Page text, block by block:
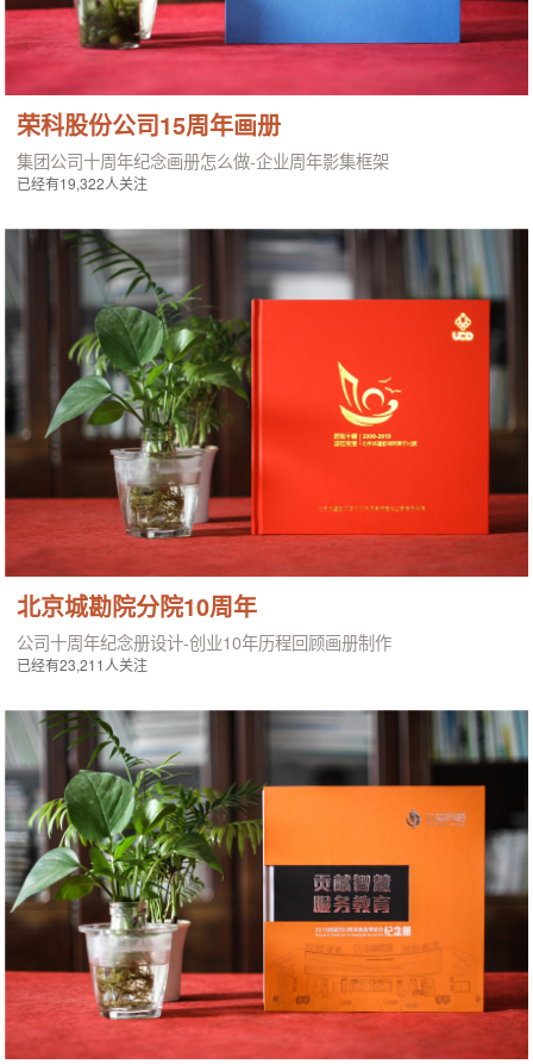
荣科股份公司15周年画册
集团公司十周年纪念画册怎么做-企业周年影集框架
已经有19,322人关注
北京城勘院分院10周年
公司十周年纪念册设计-创业10年历程回顾画册制作
已经有23,211人关注